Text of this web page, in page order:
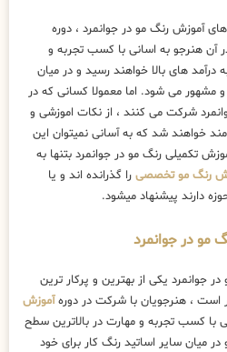
آموزش رنگ مو در جوانمرد ، دوره
آن هنرجو به اسانی با کسب تجربه و
درآمد های بالا خواهند رسید و در میان
مشهور می شود. اما معمولا کسانی که در
شرکت می کنند ، از نکات اموزشی و
خواهند شد که به آسانی نمیتوان این
تکمیلی رنگ مو در جوانمرد بتنها به
رنگ مو تخصصی را گذرانده اند و یا
مو در جوانمرد
جوانمرد یکی از بهترین و پرکار ترین
است ، هنرجویان با شرکت در دورهآموزش
با کسب تجربه و مهارت در بالاترین سطح
در میان سایر اساتید رنگ کار برای خود